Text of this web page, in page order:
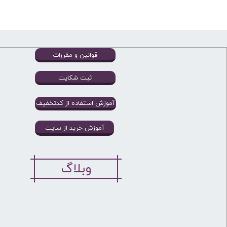
قوانین و مقررات
ثبت شکایت
آموزش خرید از سایت
آموزش استفاده از کدتخفیف
وبلاگ